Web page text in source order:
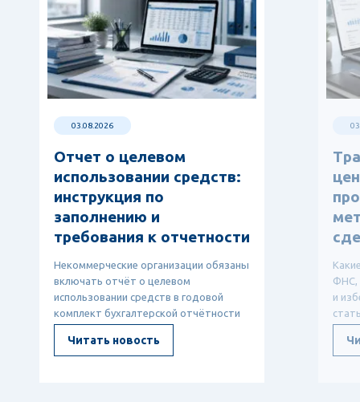
03.08.2026
Отчет о целевом
использовании средств:
инструкция по
заполнению и
требования к отчетности
Некоммерческие организации обязаны
включать отчёт о целевом
использовании средств в годовой
комплект бухгалтерской отчётности
Читать новость
ФНС,
и